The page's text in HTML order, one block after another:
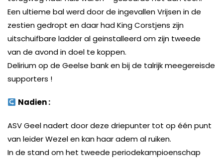
Een ultieme bal werd door de ingevallen Vrijsen in de
zestien gedropt en daar had King Corstjens zijn
uitschuifbare ladder al geinstalleerd om zijn tweede
van de avond in doel te koppen.
Delirium op de Geelse bank en bij de talrijk meegereisde
supporters !
Nadien :
ASV Geel nadert door deze driepunter tot op één punt
van leider Wezel en kan haar adem al ruiken.
In de stand om het tweede periodekampioenschap